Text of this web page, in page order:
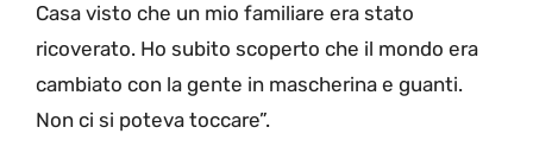
Casa visto che un mio familiare era stato
ricoverato. Ho subito scoperto che il mondo era
cambiato con la gente in mascherina e guanti.
Non ci si poteva toccare”.